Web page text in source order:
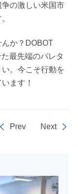
の激しい米国市
か？DOBOT
最先端のパレタ
。今こそ行動を
ます！
Prev Next